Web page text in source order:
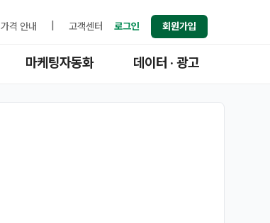
가격 안내 고객센터 로그인 회원가입
마케팅자동화 데이터 · 광고